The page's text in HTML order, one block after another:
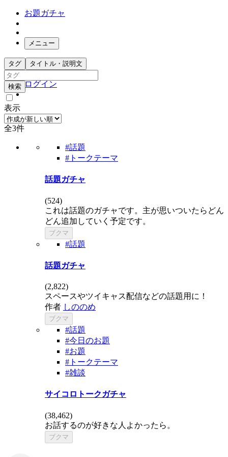
お題ガチャ
メニュー
お題箱
ガチャ検索
ログイン
タグ タイトル・説明文
検索
表示
全3件
#話題
#トークテーマ
話題ガチャ
(524)
これは話題のガチャです。主が思いついたらどん
どん追加していく予定です。
ブクマ
#話題
話題ガチャ
(2,822)
スペースやツイキャス配信などの話題用に！
作者 しののめ
ブクマ
#話題
#今日のお題
#お題
#トークテーマ
#雑談
サイコロトークガチャ
(38,462)
お話するのが好きな人よかったら。
ブクマ